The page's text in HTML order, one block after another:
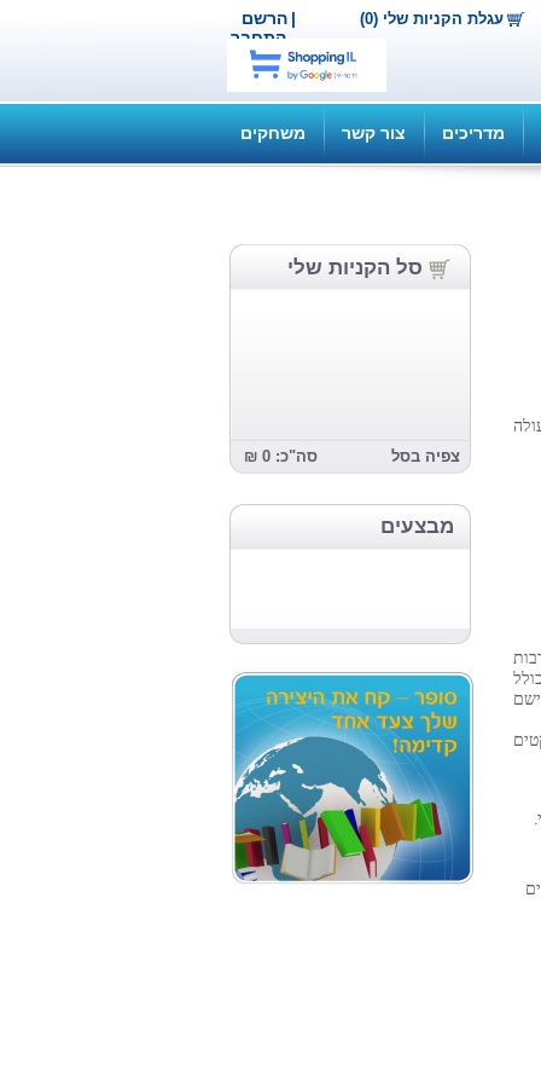
הרשם |
התחבר
עגלת הקניות שלי (0)
מדריכים צור קשר משחקים
סל הקניות שלי
צפיה בסל סה"כ: 0 ₪
מבצעים